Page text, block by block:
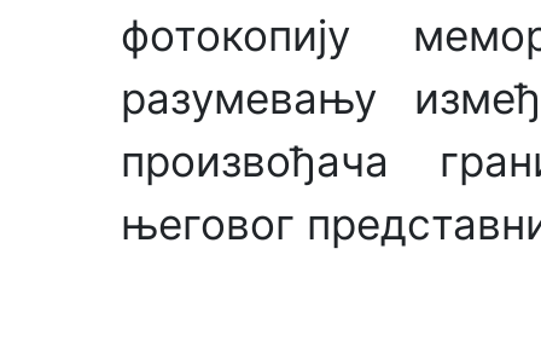
фотокопију
разумевању
произвођача
његовог